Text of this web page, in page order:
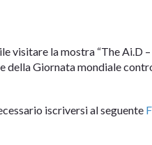
visitare la mostra “The Ai.D
della Giornata mondiale
iscriversi al seguente